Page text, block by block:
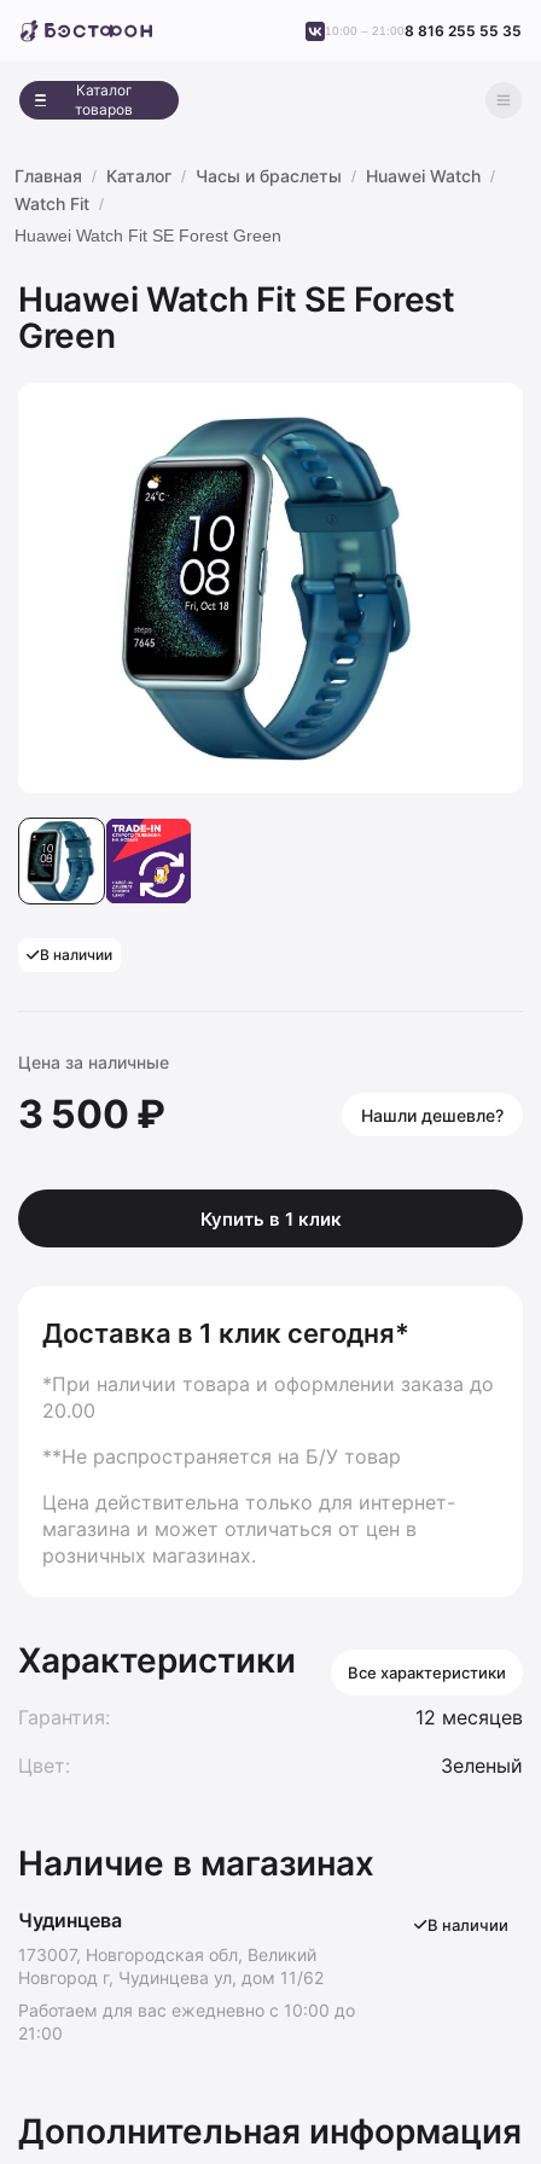
Каталог
товаров
10:00 – 21:008 816 255 55 35
Главная Каталог Часы и браслеты
Huawei Watch
Watch Fit
Huawei Watch Fit SE Forest Green
Huawei Watch Fit SE Forest
Green
В наличии
Цена за наличные
3 500 ₽ Нашли дешевле?
Купить в 1 клик
Доставка в 1 клик сегодня*
*При наличии товара и оформлении заказа до
20.00
**Не распространяется на Б/У товар
Цена действительна только для интернет-
магазина и может отличаться от цен в
розничных магазинах.
Характеристики Все характеристики
Гарантия:
12 месяцев
Цвет:
Зеленый
Наличие в магазинах
Чудинцева
173007, Новгородская обл, Великий
Новгород г, Чудинцева ул, дом 11/62
Работаем для вас ежедневно с 10:00 до
21:00
В наличии
Дополнительная информация